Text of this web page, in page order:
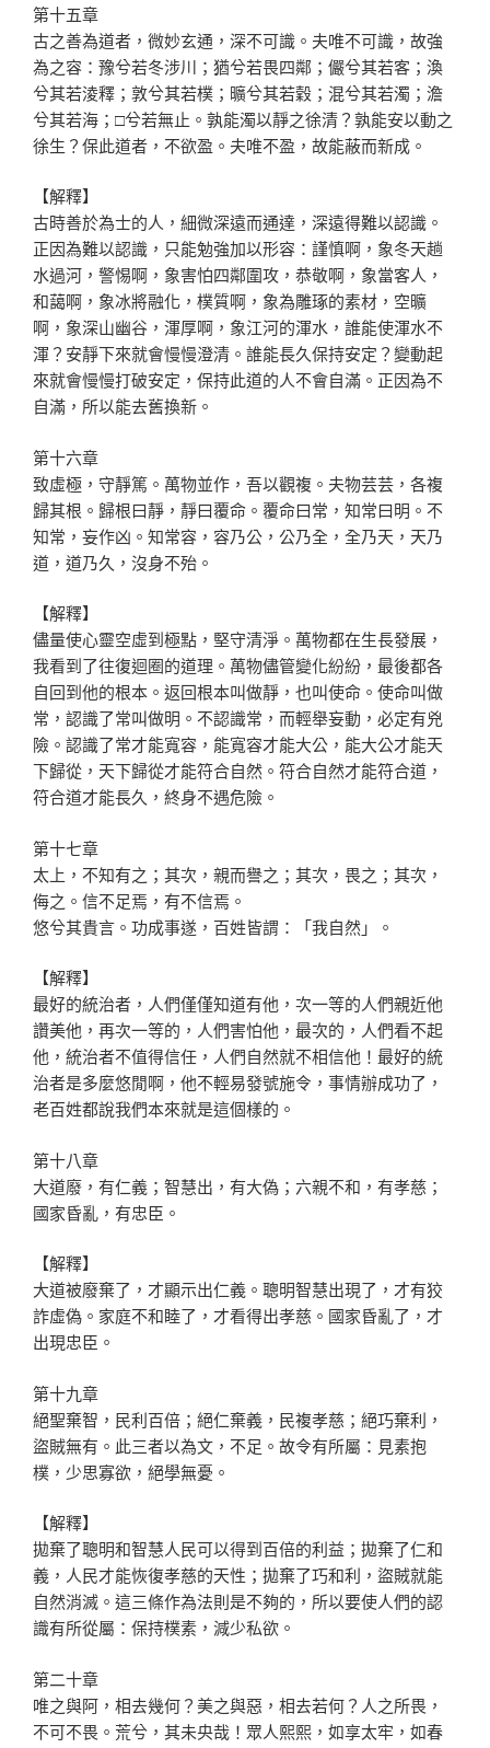
第十五章
古之善為道者，微妙玄通，深不可識。夫唯不可識，故強
為之容：豫兮若冬涉川；猶兮若畏四鄰；儼兮其若客；渙
兮其若淩釋；敦兮其若樸；曠兮其若穀；混兮其若濁；澹
兮其若海；□兮若無止。孰能濁以靜之徐清？孰能安以動之
徐生？保此道者，不欲盈。夫唯不盈，故能蔽而新成。
【解釋】
古時善於為士的人，細微深遠而通達，深遠得難以認識。
正因為難以認識，只能勉強加以形容：謹慎啊，象冬天趟
水過河，警惕啊，象害怕四鄰圍攻，恭敬啊，象當客人，
和藹啊，象冰將融化，樸質啊，象為雕琢的素材，空曠
啊，象深山幽谷，渾厚啊，象江河的渾水，誰能使渾水不
渾？安靜下來就會慢慢澄清。誰能長久保持安定？變動起
來就會慢慢打破安定，保持此道的人不會自滿。正因為不
自滿，所以能去舊換新。
第十六章
致虛極，守靜篤。萬物並作，吾以觀複。夫物芸芸，各複
歸其根。歸根曰靜，靜曰覆命。覆命曰常，知常曰明。不
知常，妄作凶。知常容，容乃公，公乃全，全乃天，天乃
道，道乃久，沒身不殆。
【解釋】
儘量使心靈空虛到極點，堅守清淨。萬物都在生長發展，
我看到了往復迴圈的道理。萬物儘管變化紛紛，最後都各
自回到他的根本。返回根本叫做靜，也叫使命。使命叫做
常，認識了常叫做明。不認識常，而輕舉妄動，必定有兇
險。認識了常才能寬容，能寬容才能大公，能大公才能天
下歸從，天下歸從才能符合自然。符合自然才能符合道，
符合道才能長久，終身不遇危險。
第十七章
太上，不知有之；其次，親而譽之；其次，畏之；其次，
侮之。信不足焉，有不信焉。
悠兮其貴言。功成事遂，百姓皆謂：「我自然」。
【解釋】
最好的統治者，人們僅僅知道有他，次一等的人們親近他
讚美他，再次一等的，人們害怕他，最次的，人們看不起
他，統治者不值得信任，人們自然就不相信他！最好的統
治者是多麼悠閒啊，他不輕易發號施令，事情辦成功了，
老百姓都說我們本來就是這個樣的。
第十八章
大道廢，有仁義；智慧出，有大偽；六親不和，有孝慈；
國家昏亂，有忠臣。
【解釋】
大道被廢棄了，才顯示出仁義。聰明智慧出現了，才有狡
詐虛偽。家庭不和睦了，才看得出孝慈。國家昏亂了，才
出現忠臣。
第十九章
絕聖棄智，民利百倍；絕仁棄義，民複孝慈；絕巧棄利，
盜賊無有。此三者以為文，不足。故令有所屬：見素抱
樸，少思寡欲，絕學無憂。
【解釋】
拋棄了聰明和智慧人民可以得到百倍的利益；拋棄了仁和
義，人民才能恢復孝慈的天性；拋棄了巧和利，盜賊就能
自然消滅。這三條作為法則是不夠的，所以要使人們的認
識有所從屬：保持樸素，減少私欲。
第二十章
唯之與阿，相去幾何？美之與惡，相去若何？人之所畏，
不可不畏。荒兮，其未央哉！眾人熙熙，如享太牢，如春